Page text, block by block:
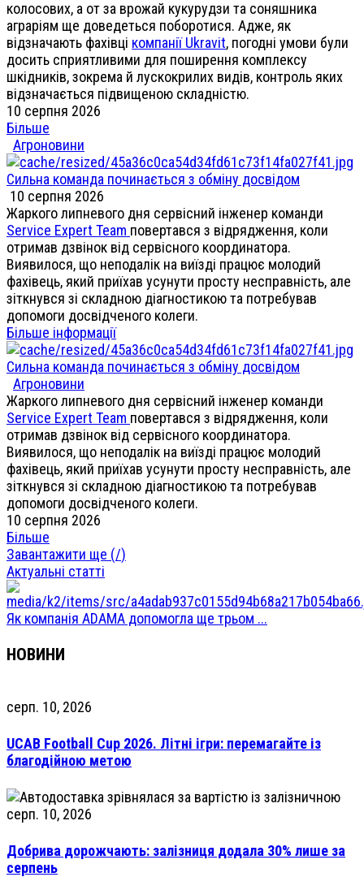
колосових, а от за врожай кукурудзи та соняшника
аграріям ще доведеться поборотися. Адже, як
відзначають фахівці компанії Ukravit, погодні умови були
досить сприятливими для поширення комплексу
шкідників, зокрема й лускокрилих видів, контроль яких
відзначається підвищеною складністю.
10 серпня 2026
Більше
Агроновини
Сильна команда починається з обміну досвідом
10 серпня 2026
Жаркого липневого дня сервісний інженер команди
Service Expert Team повертався з відрядження, коли
отримав дзвінок від сервісного координатора.
Виявилося, що неподалік на виїзді працює молодий
фахівець, який приїхав усунути просту несправність, але
зіткнувся зі складною діагностикою та потребував
допомоги досвідченого колеги.
Більше інформації
Сильна команда починається з обміну досвідом
Агроновини
Жаркого липневого дня сервісний інженер команди
Service Expert Team повертався з відрядження, коли
отримав дзвінок від сервісного координатора.
Виявилося, що неподалік на виїзді працює молодий
фахівець, який приїхав усунути просту несправність, але
зіткнувся зі складною діагностикою та потребував
допомоги досвідченого колеги.
10 серпня 2026
Більше
Завантажити ще (/)
Актуальні статті
Як компанія ADAMA допомогла ще трьом ...
НОВИНИ
серп. 10, 2026
UCAB Football Cup 2026. Літні ігри: перемагайте із
благодійною метою
серп. 10, 2026
Добрива дорожчають: залізниця додала 30% лише за
серпень